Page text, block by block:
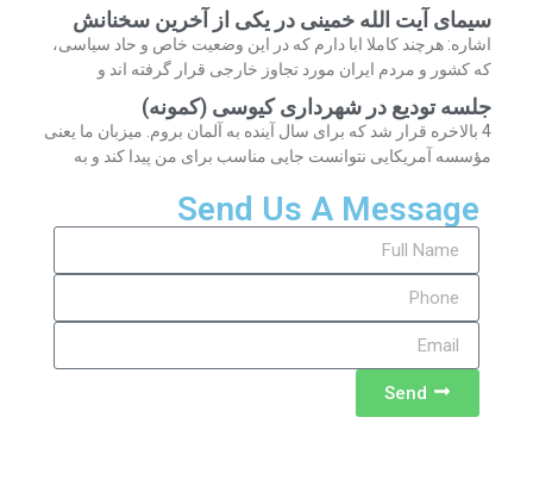
سیمای آیت الله خمینی در یکی از آخرین سخنانش
اشاره: هرچند کاملا ابا دارم که در این وضعیت خاص و حاد سیاسی،
که کشور و مردم ایران مورد تجاوز خارجی قرار گرفته اند و
جلسه تودیع در شهرداری کیوسی (کمونه)
4 بالاخره قرار شد که برای سال آینده به آلمان بروم. میزبان ما یعنی
مؤسسه آمریکایی نتوانست جایی مناسب برای من پیدا کند و به
Send Us A Message
Send